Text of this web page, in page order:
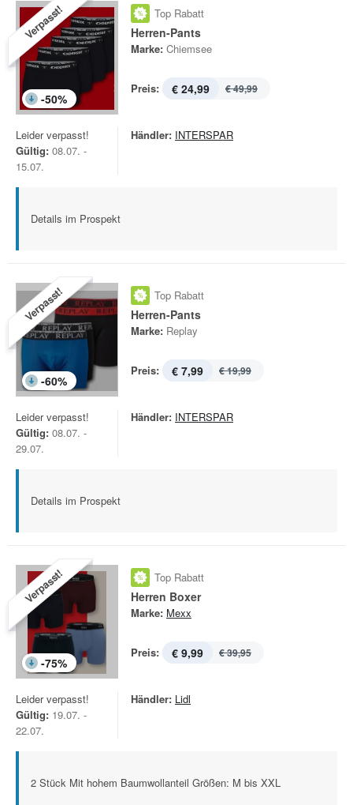
Verpasst!
-50%
Top Rabatt
Herren-Pants
Marke: Chiemsee
Preis: € 24,99 € 49,99
Leider verpasst!
Gültig: 08.07. -
15.07.
Händler: INTERSPAR
Details im Prospekt
Verpasst!
-60%
Top Rabatt
Herren-Pants
Marke: Replay
Preis: € 7,99 € 19,99
Leider verpasst!
Gültig: 08.07. -
29.07.
Händler: INTERSPAR
Details im Prospekt
Verpasst!
-75%
Top Rabatt
Herren Boxer
Marke: Mexx
Preis: € 9,99 € 39,95
Leider verpasst!
Gültig: 19.07. -
22.07.
Händler: Lidl
2 Stück Mit hohem Baumwollanteil Größen: M bis XXL